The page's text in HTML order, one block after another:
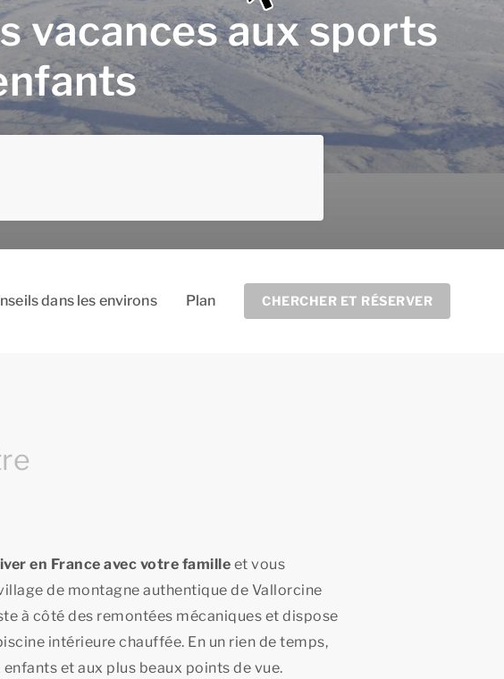
vacances aux sports
dans les environs Plan CHERCHER ET RÉSERVER
en France avec votre famille et vous
de montagne authentique de Vallorcine
à côté des remontées mécaniques et dispose
intérieure chauffée. En un rien de temps,
et aux plus beaux points de vue.